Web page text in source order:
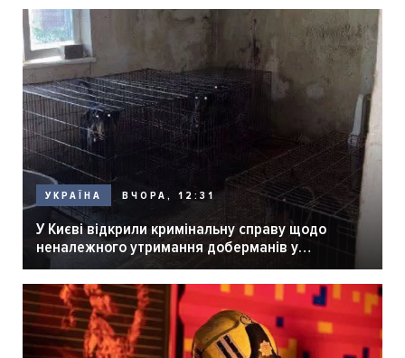
УКРАЇНА ВЧОРА, 12:31
У Києві відкрили кримінальну справу щодо
неналежного утримання доберманів у
розпліднику